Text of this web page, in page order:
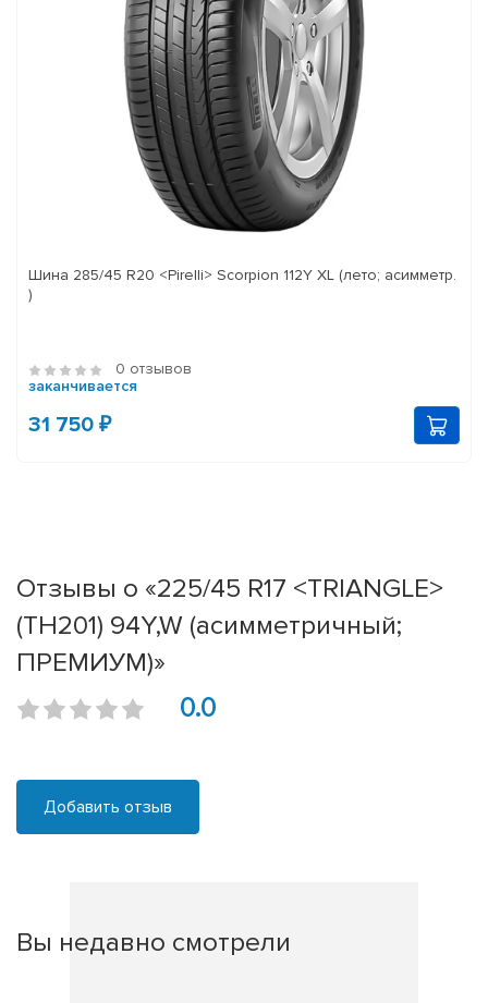
Шина 285/45 R20 <Pirelli> Scorpion 112Y XL (лето; асимметр.
)
0 отзывов
заканчивается
31 750 ₽
Отзывы о «225/45 R17 <TRIANGLE>
(TH201) 94Y,W (асимметричный;
ПРЕМИУМ)»
0.0
Добавить отзыв
Вы недавно смотрели